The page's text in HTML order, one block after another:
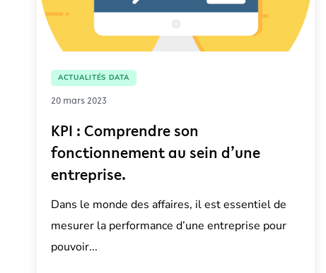
ACTUALITÉS DATA
20 mars 2023
KPI : Comprendre son
fonctionnement au sein d’une
entreprise.
Dans le monde des affaires, il est essentiel de
mesurer la performance d’une entreprise pour
pouvoir...